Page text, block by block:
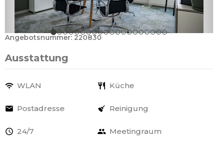
Angebotsnummer: 220830
Ausstattung
WLAN Küche
Postadresse Reinigung
24/7 Meetingraum